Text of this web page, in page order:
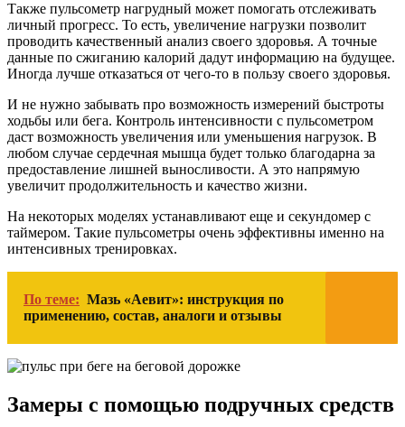
Также пульсометр нагрудный может помогать отслеживать
личный прогресс. То есть, увеличение нагрузки позволит
проводить качественный анализ своего здоровья. А точные
данные по сжиганию калорий дадут информацию на будущее.
Иногда лучше отказаться от чего-то в пользу своего здоровья.
И не нужно забывать про возможность измерений быстроты
ходьбы или бега. Контроль интенсивности с пульсометром
даст возможность увеличения или уменьшения нагрузок. В
любом случае сердечная мышца будет только благодарна за
предоставление лишней выносливости. А это напрямую
увеличит продолжительность и качество жизни.
На некоторых моделях устанавливают еще и секундомер с
таймером. Такие пульсометры очень эффективны именно на
интенсивных тренировках.
По теме: Мазь «Аевит»: инструкция по
применению, состав, аналоги и отзывы
Замеры с помощью подручных средств